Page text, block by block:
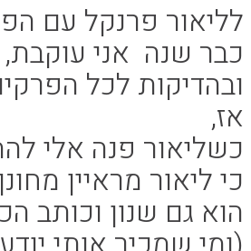
לליאור פרנקל עם
כבר שנה אני
ובהדיקות לכל
אז,
כשליאור פנה אלי
כי ליאור מראיין
הוא גם שנון וכותב